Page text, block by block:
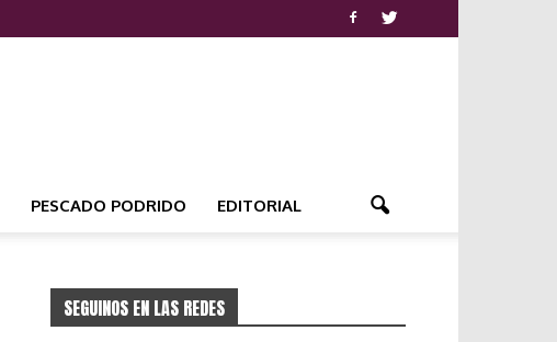
PESCADO PODRIDO EDITORIAL
SEGUINOS EN LAS REDES